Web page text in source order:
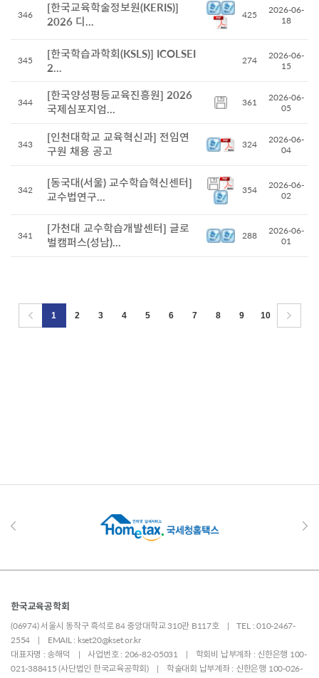
346
[한국교육학술정보원(KERIS)]
2026 디...
425
2026-06-
18
345
[한국학습과학회(KSLS)] ICOLSEI
2...
274
2026-06-
15
344
[한국양성평등교육진흥원] 2026
국제심포지엄...
361
2026-06-
05
343
[인천대학교 교육혁신과] 전임연
구원 채용 공고
324
2026-06-
04
342
[동국대(서울) 교수학습혁신센터]
교수법연구...
354
2026-06-
02
341
[가천대 교수학습개발센터] 글로
벌캠퍼스(성남)...
288
2026-06-
01
1 2 3 4 5 6 7 8 9 10
한국교육공학회
(06974) 서울시 동작구 흑석로 84 중앙대학교 310관 B117호 | TEL : 010-2467-
2554 | EMAIL : kset20@kset.or.kr
대표자명 : 송해덕 | 사업번호 : 206-82-05031 | 학회비 납부계좌 : 신한은행 100-
021-388415 (사단법인 한국교육공학회) | 학술대회 납부계좌 : 신한은행 100-026-